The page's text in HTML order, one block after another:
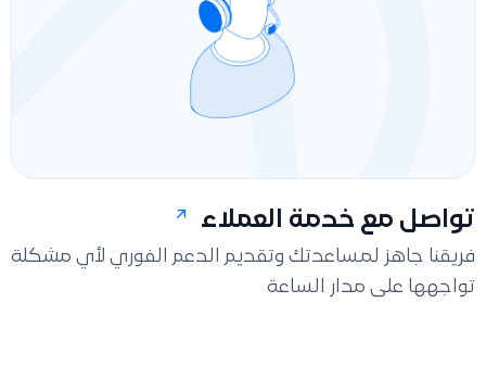
تواصل مع خدمة العملاء
فريقنا جاهز لمساعدتك وتقديم الدعم الفوري لأي مشكلة
تواجهها على مدار الساعة